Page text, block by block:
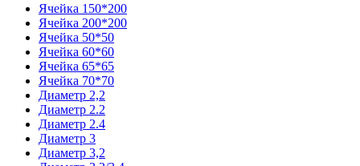
Ячейка 150*200
Ячейка 200*200
Ячейка 50*50
Ячейка 60*60
Ячейка 65*65
Ячейка 70*70
Диаметр 2,2
Диаметр 2.2
Диаметр 2.4
Диаметр 3
Диаметр 3,2